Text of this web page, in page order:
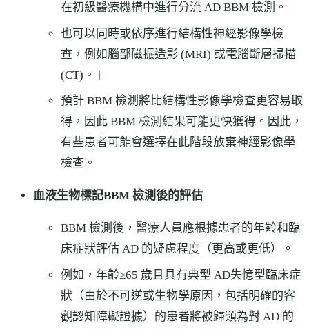
在初級醫療機構中進行分流 AD BBM 檢測。
也可以同時或依序進行結構性神經影像學檢
查，例如腦部磁振造影 (MRI) 或電腦斷層掃描
(CT)。 [
預計 BBM 檢測將比結構性影像學檢查更容易取
得，因此 BBM 檢測結果可能更快獲得。因此，
有些患者可能會選擇在此階段放棄神經影像學
檢查。
血液生物標記BBM 檢測後的評估
BBM 檢測後，醫療人員應根據患者的年齡和臨
床症狀評估 AD 的疑慮程度（更高或更低）。
例如，年齡≥65 歲且具有典型 AD失憶型臨床症
狀（由於不可逆或生物學原因，包括明確的客
觀認知障礙證據）的患者將被歸類為對 AD 的